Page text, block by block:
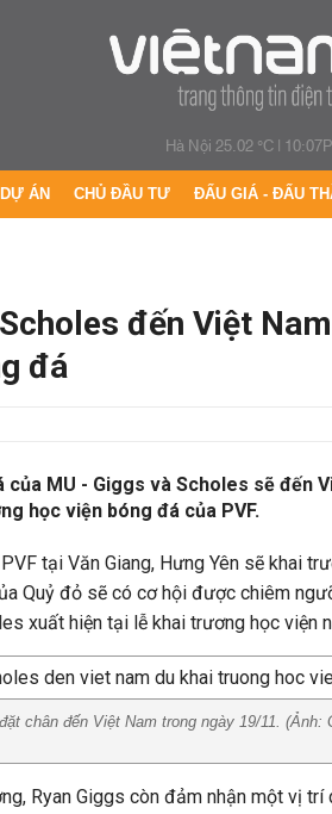
Hà Nội 25.02 °C|
DỰ ÁN CHỦ ĐẦU TƯ ĐẤU GIÁ - ĐẤU
đến Việt
đá
của MU - Giggs và Scholes sẽ đến
học viện bóng đá của PVF.
tại Văn Giang, Hưng Yên sẽ khai
Quỷ đỏ sẽ có cơ hội được chiêm
xuất hiện tại lễ khai trương học viện
chân đến Việt Nam trong ngày 19/11. (Ảnh:
Ryan Giggs còn đảm nhận một vị trí